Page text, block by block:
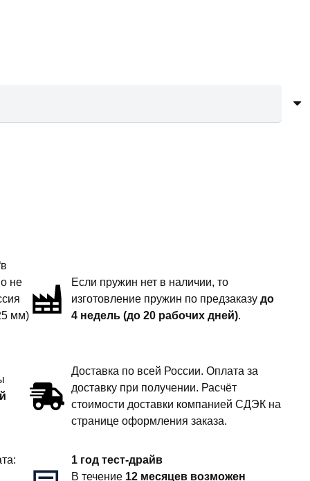
не
мм)
Если пружин нет в наличии, то
изготовление пружин по предзаказудо
4 недель (до 20 рабочих дней).
Доставка по всей России. Оплата за
доставку при получении. Расчёт
стоимости доставки компанией СДЭК на
странице оформления заказа.
1 год тест-драйв
В течение 12 месяцев возможен